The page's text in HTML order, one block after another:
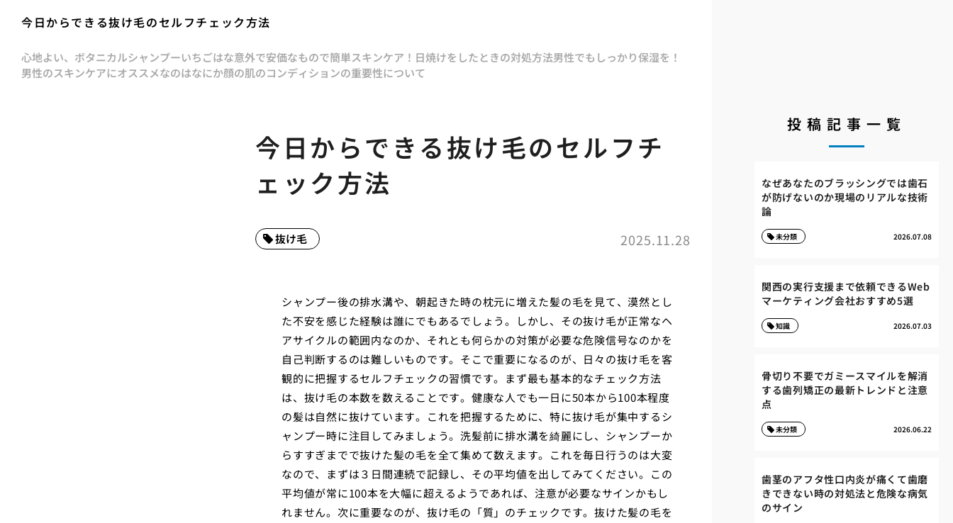
今日からできる抜け毛のセルフチェック方法
心地よい、ボタニカルシャンプーいちごはな意外で安価なもので簡単スキンケア！ 日焼けをしたときの対処方法男性でもしっかり保湿を！
男性のスキンケアにオススメなのはなにか顔の肌のコンディションの重要性について
今日からできる抜け毛のセルフチ
ェック方法
2025.11.28
抜け毛
シャンプー後の排水溝や、朝起きた時の枕元に増えた髪の毛を見て、漠然とし
た不安を感じた経験は誰にでもあるでしょう。しかし、その抜け毛が正常なヘ
アサイクルの範囲内なのか、それとも何らかの対策が必要な危険信号なのかを
自己判断するのは難しいものです。そこで重要になるのが、日々の抜け毛を客
観的に把握するセルフチェックの習慣です。まず最も基本的なチェック方法
は、抜け毛の本数を数えることです。健康な人でも一日に50本から100本程度
の髪は自然に抜けています。これを把握するために、特に抜け毛が集中するシ
ャンプー時に注目してみましょう。洗髪前に排水溝を綺麗にし、シャンプーか
らすすぎまでで抜けた髪の毛を全て集めて数えます。これを毎日行うのは大変
なので、まずは３日間連続で記録し、その平均値を出してみてください。この
平均値が常に100本を大幅に超えるようであれば、注意が必要なサインかもし
れません。次に重要なのが、抜け毛の「質」のチェックです。抜けた髪の毛を
投稿記事一覧
なぜあなたのブラッシングでは歯石
が防げないのか現場のリアルな技術
論
2026.07.08
未分類
関西の実行支援まで依頼できるWeb
マーケティング会社おすすめ5選
2026.07.03
知識
骨切り不要でガミースマイルを解消
する歯列矯正の最新トレンドと注意
点
2026.06.22
未分類
歯茎のアフタ性口内炎が痛くて歯磨
きできない時の対処法と危険な病気
のサイン